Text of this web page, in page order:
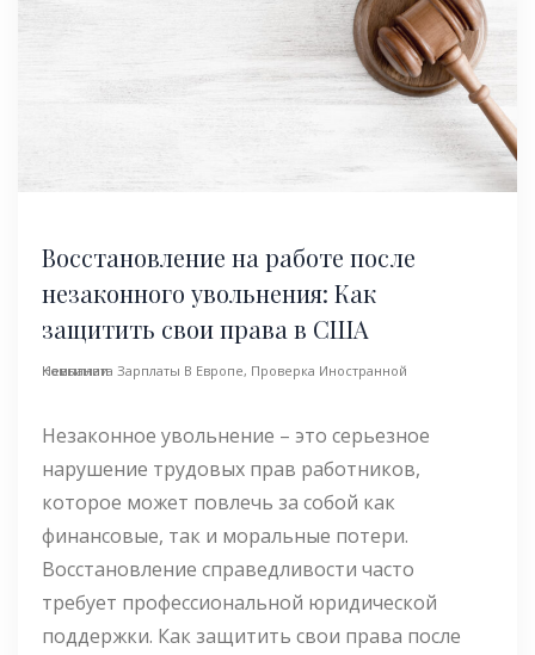
Восстановление на работе после
незаконного увольнения: Как
защитить свои права в США
Невыплата Зарплаты В Европе,
Проверка Иностранной Компании
Незаконное увольнение – это серьезное
нарушение трудовых прав работников,
которое может повлечь за собой как
финансовые, так и моральные потери.
Восстановление справедливости часто
требует профессиональной юридической
поддержки. Как защитить свои права после